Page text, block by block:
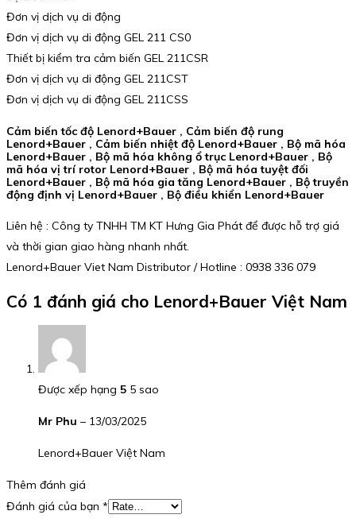
Đơn vị dịch vụ di động
Đơn vị dịch vụ di động GEL 211 CS0
Thiết bị kiểm tra cảm biến GEL 211CSR
Đơn vị dịch vụ di động GEL 211CST
Đơn vị dịch vụ di động GEL 211CSS
Cảm biến tốc độ Lenord+Bauer , Cảm biến độ rung
Lenord+Bauer , Cảm biến nhiệt độ Lenord+Bauer , Bộ mã hóa
Lenord+Bauer , Bộ mã hóa không ổ trục Lenord+Bauer , Bộ
mã hóa vị trí rotor Lenord+Bauer , Bộ mã hóa tuyệt đối
Lenord+Bauer , Bộ mã hóa gia tăng Lenord+Bauer , Bộ truyền
động định vị Lenord+Bauer , Bộ điều khiển Lenord+Bauer
Liên hệ : Công ty TNHH TM KT Hưng Gia Phát để được hỗ trợ giá
và thời gian giao hàng nhanh nhất.
Lenord+Bauer Viet Nam Distributor / Hotline : 0938 336 079
Có 1 đánh giá cho Lenord+Bauer Việt Nam
Được xếp hạng 5 5 sao
Mr Phu – 13/03/2025
Lenord+Bauer Việt Nam
Thêm đánh giá
Đánh giá của bạn *